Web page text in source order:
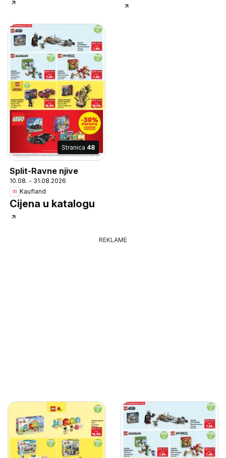
Stranica 48
Split-Ravne njive
10.08. - 31.08.2026
Kaufland
Cijena u katalogu
REKLAME